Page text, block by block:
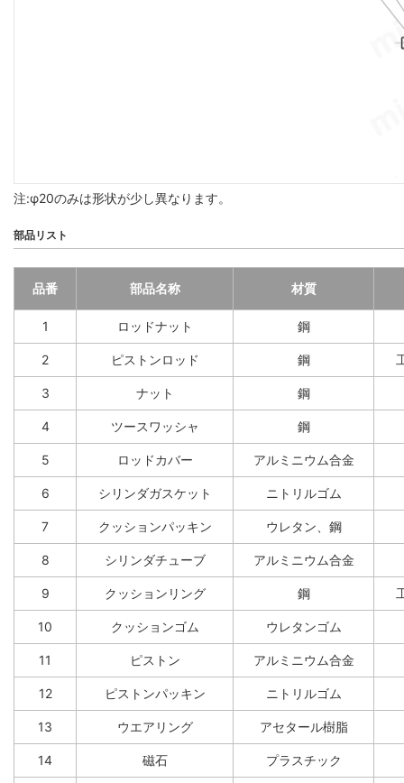
注:φ20のみは形状が少し異なります。
部品リスト
品番 部品名称 材質
1 ロッドナット 鋼
2 ピストンロッド 鋼
3 ナット 鋼
4 ツースワッシャ 鋼
5 ロッドカバー アルミニウム合金
6 シリンダガスケット ニトリルゴム
7 クッションパッキン ウレタン、鋼
8 シリンダチューブ アルミニウム合金
9 クッションリング 鋼
10 クッションゴム ウレタンゴム
11 ピストン アルミニウム合金
12 ピストンパッキン ニトリルゴム
13 ウエアリング アセタール樹脂
14 磁石 プラスチック